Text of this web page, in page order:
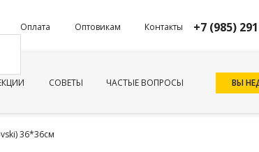
Оплата Оптовикам Контакты +7 (985)
СОВЕТЫ ЧАСТЫЕ ВОПРОСЫ
ВЫ
36*36см